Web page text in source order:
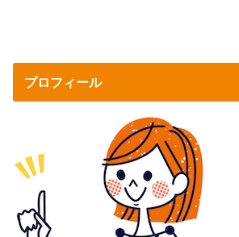
プロフィール